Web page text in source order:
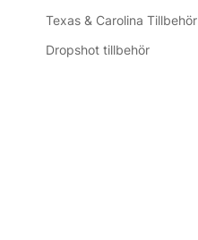
Texas & Carolina Tillbehör
Dropshot tillbehör